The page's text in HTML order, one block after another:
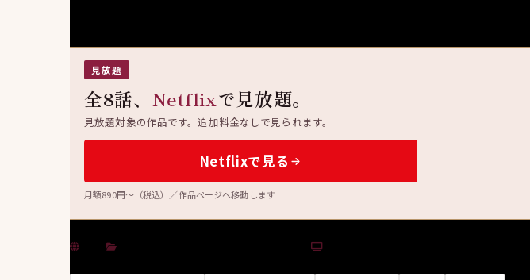
見放題
全8話、 Netflixで見放題。
見放題対象の作品です。追加料金なしで見られます。
Netflixで見る
月額890円〜（税込）／作品ページへ移動します
韓国